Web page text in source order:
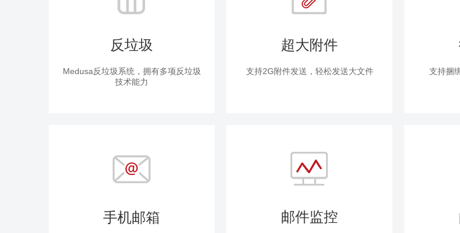
反垃圾
Medusa反垃圾系统，拥有多项反垃圾
技术能力
超大附件
支持2G附件发送，轻松发送大文件 支持捆
手机邮箱 邮件监控